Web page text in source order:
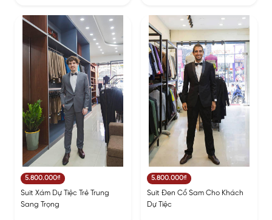
5.800.000₫
Suit Xám Dự Tiệc Trẻ Trung
Sang Trọng
5.800.000₫
Suit Đen Cổ Sam Cho Khách
Dự Tiệc